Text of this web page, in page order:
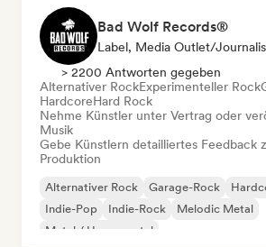
Bad Wolf Records®
> 2200 Antworten gegeben
Alternativer RockExperimenteller Rock
HardcoreHard Rock
Nehme Künstler unter Vertrag oder
Musik
Gebe Künstlern detailliertes Feedback
Produktion
Alternativer Rock Garage-Rock
Indie-Pop
Indie-Rock
Melodic Metal
Metal / Heavy metal